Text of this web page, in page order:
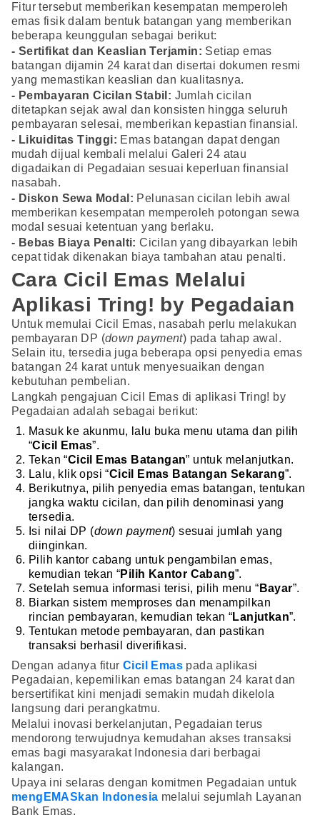
Fitur tersebut memberikan kesempatan memperoleh
emas fisik dalam bentuk batangan yang memberikan
beberapa keunggulan sebagai berikut:
- Sertifikat dan Keaslian Terjamin: Setiap emas
batangan dijamin 24 karat dan disertai dokumen resmi
yang memastikan keaslian dan kualitasnya.
- Pembayaran Cicilan Stabil: Jumlah cicilan
ditetapkan sejak awal dan konsisten hingga seluruh
pembayaran selesai, memberikan kepastian finansial.
- Likuiditas Tinggi: Emas batangan dapat dengan
mudah dijual kembali melalui Galeri 24 atau
digadaikan di Pegadaian sesuai keperluan finansial
nasabah.
- Diskon Sewa Modal: Pelunasan cicilan lebih awal
memberikan kesempatan memperoleh potongan sewa
modal sesuai ketentuan yang berlaku.
- Bebas Biaya Penalti: Cicilan yang dibayarkan lebih
cepat tidak dikenakan biaya tambahan atau penalti.
Cara Cicil Emas Melalui
Aplikasi Tring! by Pegadaian
Untuk memulai Cicil Emas, nasabah perlu melakukan
pembayaran DP (down payment) pada tahap awal.
Selain itu, tersedia juga beberapa opsi penyedia emas
batangan 24 karat untuk menyesuaikan dengan
kebutuhan pembelian.
Langkah pengajuan Cicil Emas di aplikasi Tring! by
Pegadaian adalah sebagai berikut:
Masuk ke akunmu, lalu buka menu utama dan pilih
“Cicil Emas”.
Tekan “Cicil Emas Batangan” untuk melanjutkan.
Lalu, klik opsi “Cicil Emas Batangan Sekarang”.
Berikutnya, pilih penyedia emas batangan, tentukan
jangka waktu cicilan, dan pilih denominasi yang
tersedia.
Isi nilai DP (down payment) sesuai jumlah yang
diinginkan.
Pilih kantor cabang untuk pengambilan emas,
kemudian tekan “Pilih Kantor Cabang”.
Setelah semua informasi terisi, pilih menu “ Bayar”.
Biarkan sistem memproses dan menampilkan
rincian pembayaran, kemudian tekan “Lanjutkan”.
Tentukan metode pembayaran, dan pastikan
transaksi berhasil diverifikasi.
Dengan adanya fitur Cicil Emas pada aplikasi
Pegadaian, kepemilikan emas batangan 24 karat dan
bersertifikat kini menjadi semakin mudah dikelola
langsung dari perangkatmu.
Melalui inovasi berkelanjutan, Pegadaian terus
mendorong terwujudnya kemudahan akses transaksi
emas bagi masyarakat Indonesia dari berbagai
kalangan.
Upaya ini selaras dengan komitmen Pegadaian untuk
mengEMASkan Indonesia melalui sejumlah Layanan
Bank Emas.